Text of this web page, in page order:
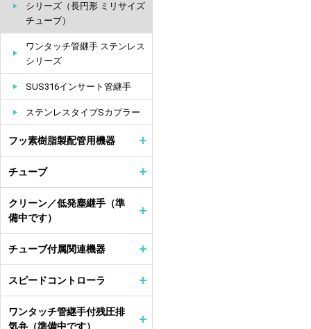
シリーズ（長円形 ミリサイズ
チューブ）
ワンタッチ管継手 ステンレス
シリーズ
SUS316インサート管継手
ステンレスタイプSカプラー
フッ素樹脂製配管用機器
チューブ
クリーン／低発塵継手（準
備中です）
チューブ付属関連機器
スピードコントローラ
ワンタッチ管継手付残圧排
気弁（準備中です）